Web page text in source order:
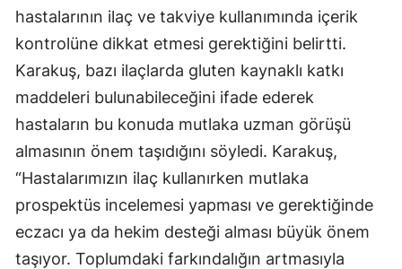
hastalarının ilaç ve takviye kullanımında içerik
kontrolüne dikkat etmesi gerektiğini belirtti.
Karakuş, bazı ilaçlarda gluten kaynaklı katkı
maddeleri bulunabileceğini ifade ederek
hastaların bu konuda mutlaka uzman görüşü
almasının önem taşıdığını söyledi. Karakuş,
“Hastalarımızın ilaç kullanırken mutlaka
prospektüs incelemesi yapması ve gerektiğinde
eczacı ya da hekim desteği alması büyük önem
taşıyor. Toplumdaki farkındalığın artmasıyla